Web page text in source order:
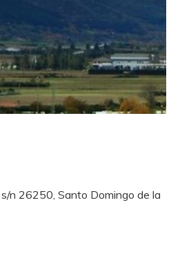
n 26250, Santo Domingo de la